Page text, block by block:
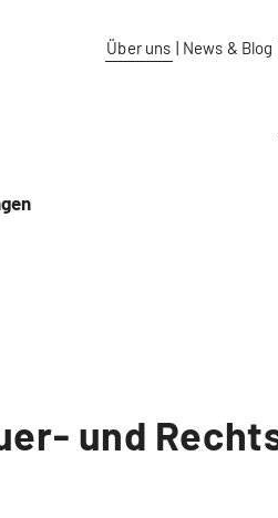
Über uns | News & Blog
und